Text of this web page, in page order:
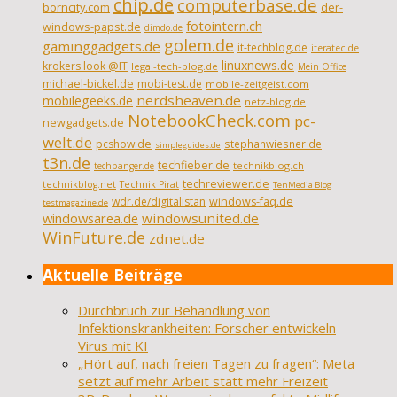
borncity.com chip.de computerbase.de der-
windows-papst.de dimdo.de fotointern.ch
gaminggadgets.de golem.de it-techblog.de iteratec.de
krokers look @IT legal-tech-blog.de linuxnews.de Mein Office
michael-bickel.de mobi-test.de mobile-zeitgeist.com
mobilegeeks.de nerdsheaven.de netz-blog.de
newgadgets.de NotebookCheck.com pc-
welt.de pcshow.de simpleguides.de stephanwiesner.de
t3n.de techbanger.de techfieber.de technikblog.ch
technikblog.net Technik Pirat techreviewer.de TenMedia Blog
testmagazine.de wdr.de/digitalistan windows-faq.de
windowsarea.de windowsunited.de
WinFuture.de zdnet.de
Aktuelle Beiträge
Durchbruch zur Behandlung von
Infektionskrankheiten: Forscher entwickeln
Virus mit KI
„Hört auf, nach freien Tagen zu fragen“: Meta
setzt auf mehr Arbeit statt mehr Freizeit